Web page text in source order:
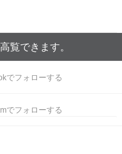
覧できます。
でフォローする
でフォローする